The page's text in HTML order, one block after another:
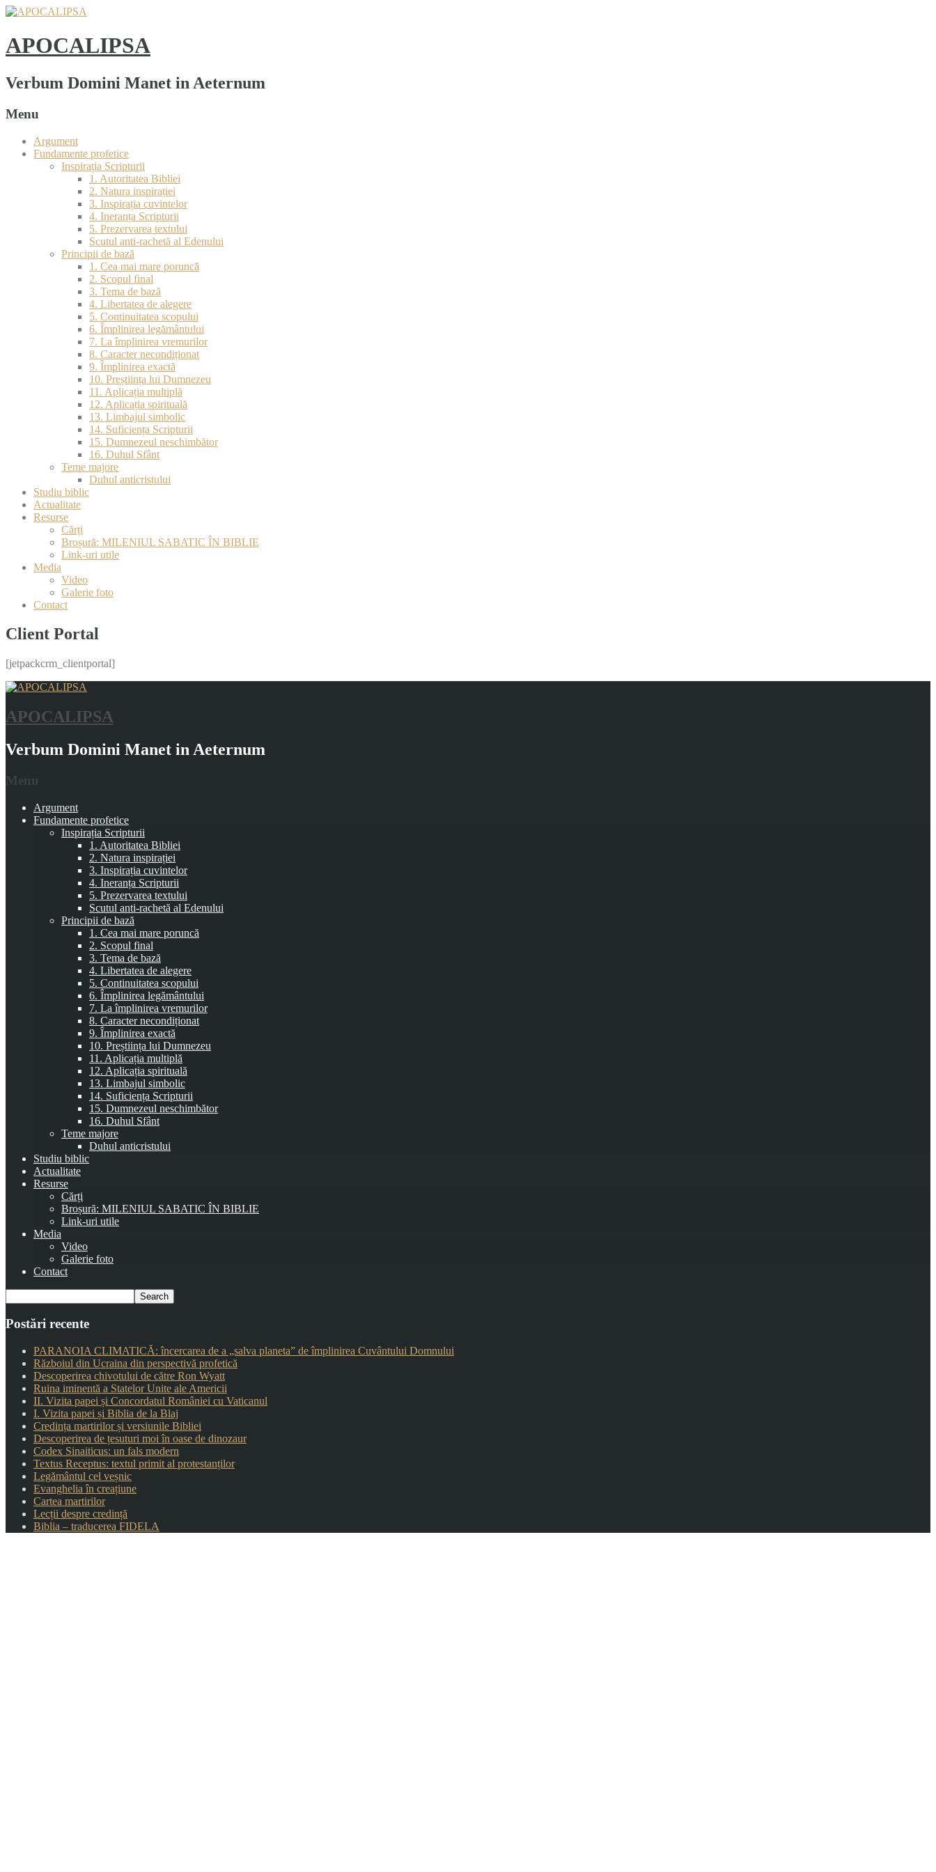
APOCALIPSA
Verbum Domini Manet in Aeternum
Menu
Argument
Fundamente profetice
Inspirația Scripturii
1. Autoritatea Bibliei
2. Natura inspirației
3. Inspirația cuvintelor
4. Ineranța Scripturii
5. Prezervarea textului
Scutul anti-rachetă al Edenului
Principii de bază
1. Cea mai mare poruncă
2. Scopul final
3. Tema de bază
4. Libertatea de alegere
5. Continuitatea scopului
6. Împlinirea legământului
7. La împlinirea vremurilor
8. Caracter necondiționat
9. Împlinirea exactă
10. Preștiința lui Dumnezeu
11. Aplicația multiplă
12. Aplicația spirituală
13. Limbajul simbolic
14. Suficiența Scripturii
15. Dumnezeul neschimbător
16. Duhul Sfânt
Teme majore
Duhul anticristului
Studiu biblic
Actualitate
Resurse
Cărți
Broșură: MILENIUL SABATIC ÎN BIBLIE
Link-uri utile
Media
Video
Galerie foto
Contact
Client Portal
[jetpackcrm_clientportal]
APOCALIPSA
Verbum Domini Manet in Aeternum
Menu
Argument
Fundamente profetice
Inspirația Scripturii
1. Autoritatea Bibliei
2. Natura inspirației
3. Inspirația cuvintelor
4. Ineranța Scripturii
5. Prezervarea textului
Scutul anti-rachetă al Edenului
Principii de bază
1. Cea mai mare poruncă
2. Scopul final
3. Tema de bază
4. Libertatea de alegere
5. Continuitatea scopului
6. Împlinirea legământului
7. La împlinirea vremurilor
8. Caracter necondiționat
9. Împlinirea exactă
10. Preștiința lui Dumnezeu
11. Aplicația multiplă
12. Aplicația spirituală
13. Limbajul simbolic
14. Suficiența Scripturii
15. Dumnezeul neschimbător
16. Duhul Sfânt
Teme majore
Duhul anticristului
Studiu biblic
Actualitate
Resurse
Cărți
Broșură: MILENIUL SABATIC ÎN BIBLIE
Link-uri utile
Media
Video
Galerie foto
Contact
Postări recente
PARANOIA CLIMATICĂ: încercarea de a „salva planeta” de împlinirea Cuvântului Domnului
Războiul din Ucraina din perspectivă profetică
Descoperirea chivotului de către Ron Wyatt
Ruina iminentă a Statelor Unite ale Americii
II. Vizita papei și Concordatul României cu Vaticanul
I. Vizita papei și Biblia de la Blaj
Credința martirilor și versiunile Bibliei
Descoperirea de țesuturi moi în oase de dinozaur
Codex Sinaiticus: un fals modern
Textus Receptus: textul primit al protestanților
Legământul cel veșnic
Evanghelia în creațiune
Cartea martirilor
Lecții despre credință
Biblia – traducerea FIDELA